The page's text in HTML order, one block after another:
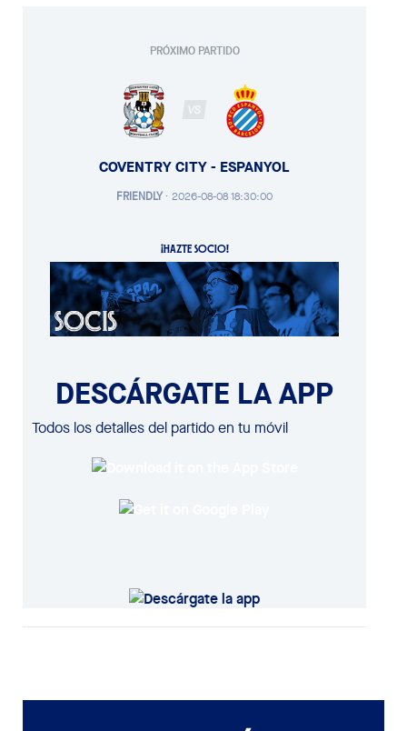
PRÓXIMO PARTIDO
VS
COVENTRY CITY - ESPANYOL
FRIENDLY· 2026-08-08 18:30:00
¡HAZTE SOCIO!
DESCÁRGATE LA APP
Todos los detalles del partido en tu móvil